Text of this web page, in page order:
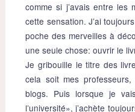
comme si j’avais entre les
cette sensation. J’ai
poche des merveilles à
une seule chose: ouvrir le
Je gribouille le titre des
cela soit mes
blogs. Puis lorsque je
l’université», j’achète